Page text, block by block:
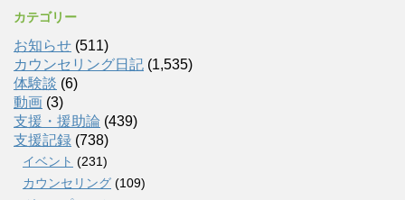
カテゴリー
お知らせ (511)
カウンセリング日記 (1,535)
体験談 (6)
動画 (3)
支援・援助論 (439)
支援記録 (738)
イベント (231)
カウンセリング (109)